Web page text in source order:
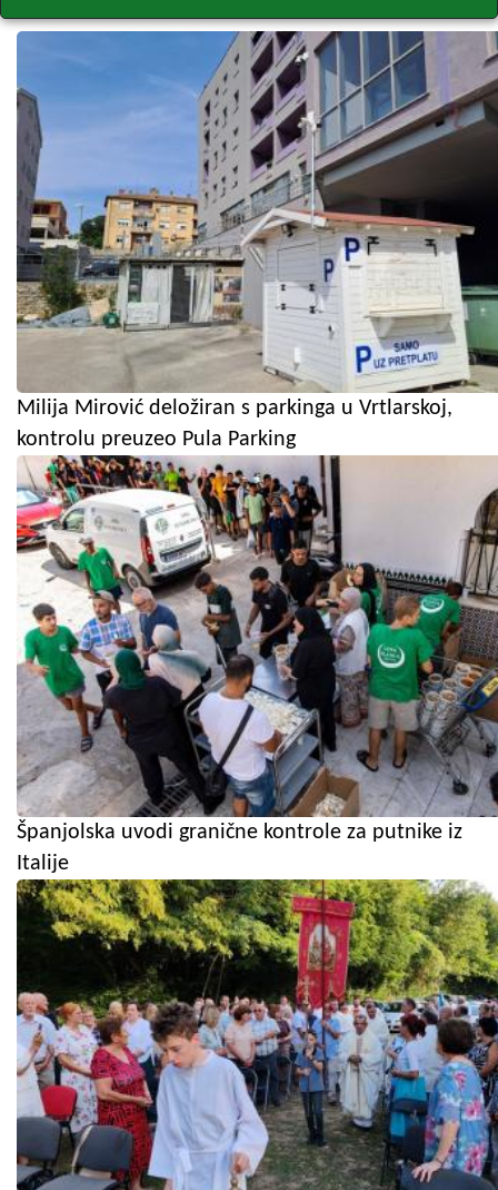
Milija Mirović deložiran s parkinga u Vrtlarskoj,
kontrolu preuzeo Pula Parking
Španjolska uvodi granične kontrole za putnike iz
Italije